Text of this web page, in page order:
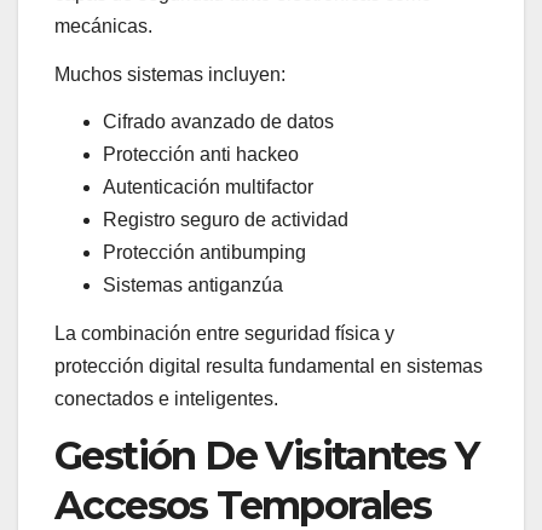
mecánicas.
Muchos sistemas incluyen:
Cifrado avanzado de datos
Protección anti hackeo
Autenticación multifactor
Registro seguro de actividad
Protección antibumping
Sistemas antiganzúa
La combinación entre seguridad física y
protección digital resulta fundamental en sistemas
conectados e inteligentes.
Gestión De Visitantes Y
Accesos Temporales